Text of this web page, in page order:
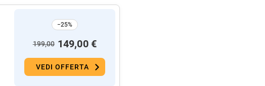
−25%
199,00 149,00 €
VEDI OFFERTA